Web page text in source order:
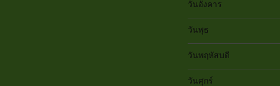
วันอังคาร
วันพุธ
วันพฤหัสบดี
วันศุกร์